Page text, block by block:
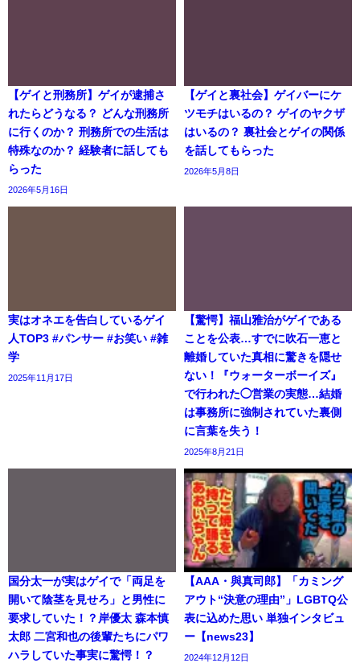
【ゲイと刑務所】ゲイが逮捕さ
れたらどうなる？ どんな刑務所
に行くのか？ 刑務所での生活は
特殊なのか？ 経験者に話しても
らった
2026年5月16日
【ゲイと裏社会】ゲイバーにケ
ツモチはいるの？ ゲイのヤクザ
はいるの？ 裏社会とゲイの関係
を話してもらった
2026年5月8日
実はオネエを告白しているゲイ
人TOP3 #パンサー #お笑い #雑
学
2025年11月17日
【驚愕】福山雅治がゲイである
ことを公表…すでに吹石一恵と
離婚していた真相に驚きを隠せ
ない！『ウォーターボーイズ』
で行われた◯営業の実態…結婚
は事務所に強制されていた裏側
に言葉を失う！
2025年8月21日
国分太一が実はゲイで「両足を
開いて陰茎を見せろ」と男性に
要求していた！？岸優太 森本慎
太郎 二宮和也の後輩たちにパワ
ハラしていた事実に驚愕！？
【AAA・與真司郎】「カミング
アウト“決意の理由”」LGBTQ公
表に込めた思い 単独インタビュ
ー【news23】
2024年12月12日